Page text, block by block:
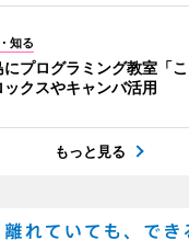
知る
にプログラミング教室「
ックスやキャンバ活用
もっと見る